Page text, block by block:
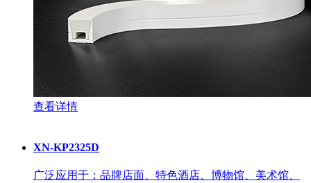
查看详情
XN-KP2325D
广泛应用于：品牌店面、特色酒店、博物馆、美术馆、